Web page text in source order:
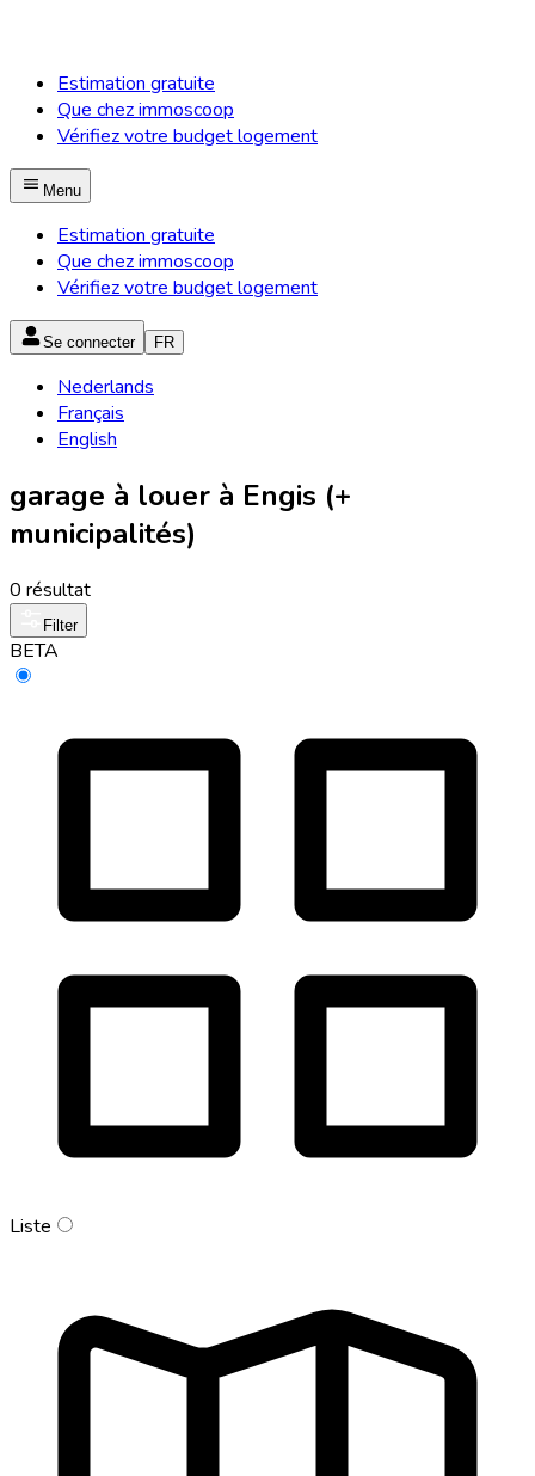
Estimation gratuite
Que chez immoscoop
Vérifiez votre budget logement
Menu
Estimation gratuite
Que chez immoscoop
Vérifiez votre budget logement
Se connecter FR
Nederlands
Français
English
garage à louer à Engis (+
municipalités)
0 résultat
Filter
BETA
Liste